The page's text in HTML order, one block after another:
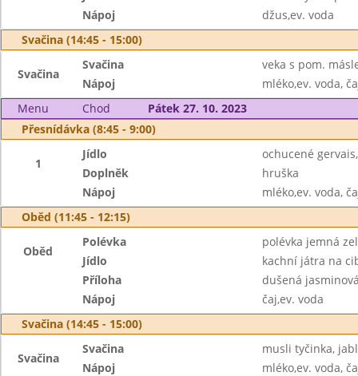
Nápoj
džus,ev. voda
Svačina (14:45 - 15:00)
Svačina
Svačina
veka s pom.
Nápoj
mléko,ev. voda,
Menu
Chod
Pátek 27. 10. 2023
Přesnídávka (8:45 - 9:00)
1
Jídlo
ochucené
Doplněk
hruška
Nápoj
mléko,ev. voda,
Oběd (11:45 - 12:15)
Oběd
Polévka
polévka jemná
Jídlo
kachní játra na
Příloha
dušená
Nápoj
čaj,ev. voda
Svačina (14:45 - 15:00)
Svačina
Svačina
musli tyčinka,
Nápoj
mléko,ev. voda,